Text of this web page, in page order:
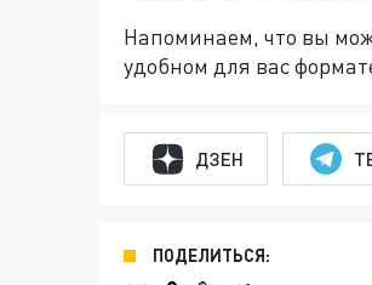
Напоминаем, что вы
удобном для вас
ДЗЕН
ПОДЕЛИТЬСЯ: